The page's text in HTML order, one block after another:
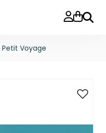
Petit Voyage